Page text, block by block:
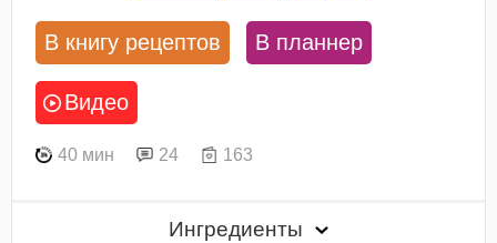
В книгу рецептов В планнер
Видео
40 мин 24 163
Ингредиенты